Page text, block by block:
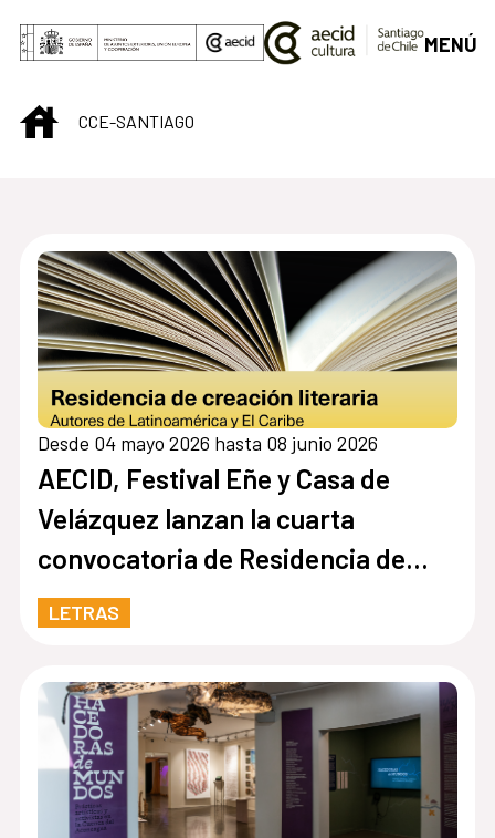
Saltar al contenido principal
MENÚ
INICIOCCE-SANTIAGO
Desde 04 mayo 2026 hasta 08 junio 2026
AECID, Festival Eñe y Casa de
Velázquez lanzan la cuarta
convocatoria de Residencia de
Creación Literaria
LETRAS